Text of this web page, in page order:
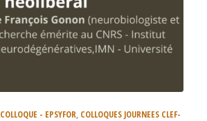
COLLOQUE - EPSYFOR, COLLOQUES JOURNEES CLEF-